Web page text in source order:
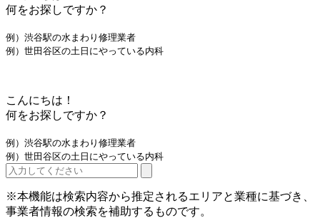
何をお探しですか？
例）渋谷駅の水まわり修理業者
例）世田谷区の土日にやっている内科
こんにちは！
何をお探しですか？
例）渋谷駅の水まわり修理業者
例）世田谷区の土日にやっている内科
※本機能は検索内容から推定されるエリアと業種に基づき、
事業者情報の検索を補助するものです。